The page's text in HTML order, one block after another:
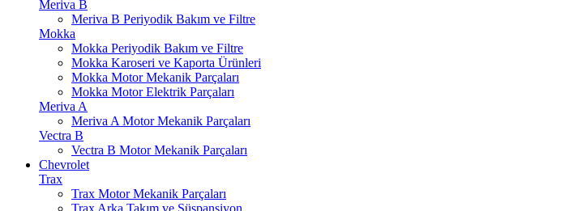
Meriva B
Meriva B Periyodik Bakım ve Filtre
Mokka
Mokka Periyodik Bakım ve Filtre
Mokka Karoseri ve Kaporta Ürünleri
Mokka Motor Mekanik Parçaları
Mokka Motor Elektrik Parçaları
Meriva A
Meriva A Motor Mekanik Parçaları
Vectra B
Vectra B Motor Mekanik Parçaları
Chevrolet
Trax
Trax Motor Mekanik Parçaları
Trax Arka Takım ve Süspansiyon